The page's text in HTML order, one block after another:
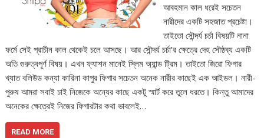
আবহমান কাল ধরেই সচেতন
নারীদের একটি সহজাত প্রচেষ্টা।
তাইতো সৌন্দর্য চর্চা বিষয়টি নানা
ফর্মে সেই প্রাচীন কাল থেকেই চলে আসছে। আর সৌন্দর্য চর্চা’র ক্ষেত্রে দেহ সৌষ্ঠব্য একটি
অতি গুরুত্বপূর্ণ বিষয়। এখন ফ্যাশন মানেই স্লিম অ্যান্ড ট্রিম। তাইতো জিরো ফিগার
খ্যাত বলিউড কন্যা কারিনা কাপুর ফিগার সচেতন অনেক নারীর কাছেই এক আইডল। নারী-
পুরুষ আমরা সবাই চাই নিজেকে অন্যের কাছে একটু স্মার্ট করে তুলে ধরতে। কিন্তু আমাদের
অনেকের ক্ষেত্রেই নিজের ফিগারটার কথা ভাবলেই…
READ MORE